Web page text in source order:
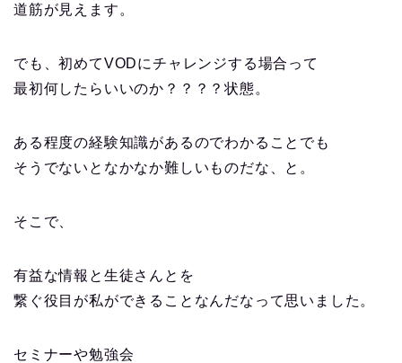
道筋が見えます。
でも、初めてVODにチャレンジする場合って
最初何したらいいのか？？？？状態。
ある程度の経験知識があるのでわかることでも
そうでないとなかなか難しいものだな、と。
そこで、
有益な情報と生徒さんとを
繋ぐ役目が私ができることなんだなって思いました。
セミナーや勉強会